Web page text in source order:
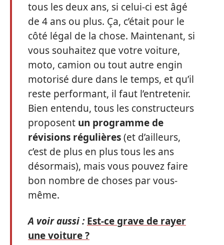
tous les deux ans, si celui-ci est âgé
de 4 ans ou plus. Ça, c’était pour le
côté légal de la chose. Maintenant, si
vous souhaitez que votre voiture,
moto, camion ou tout autre engin
motorisé dure dans le temps, et qu’il
reste performant, il faut l’entretenir.
Bien entendu, tous les constructeurs
proposent un programme de
révisions régulières(et d’ailleurs,
c’est de plus en plus tous les ans
désormais), mais vous pouvez faire
bon nombre de choses par vous-
même.
A voir aussi : Est-ce grave de rayer
une voiture ?